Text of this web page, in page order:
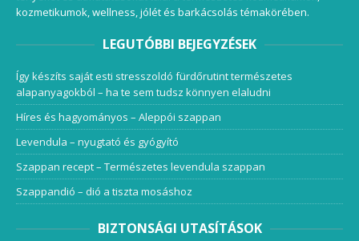
kozmetikumok, wellness, jólét és barkácsolás témakörében.
LEGUTÓBBI BEJEGYZÉSEK
Így készíts saját esti stresszoldó fürdőrutint természetes
alapanyagokból – ha te sem tudsz könnyen elaludni
Híres és hagyományos – Aleppói szappan
Levendula – nyugtató és gyógyító
Szappan recept – Természetes levendula szappan
Szappandió – dió a tiszta mosáshoz
BIZTONSÁGI UTASÍTÁSOK